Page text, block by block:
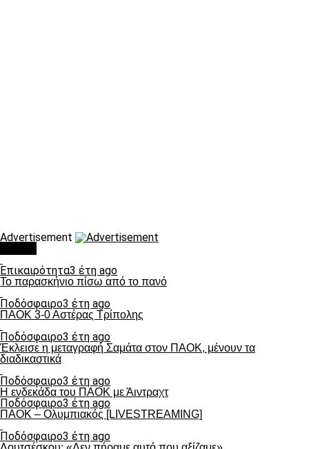
Advertisement
Επικαιρότητα3 έτη ago
Το παρασκήνιο πίσω από το πανό
Ποδόσφαιρο3 έτη ago
ΠΑΟΚ 3-0 Αστέρας Τρίπολης
Ποδόσφαιρο3 έτη ago
Έκλεισε η μεταγραφή Σαμάτα στον ΠΑΟΚ, μένουν τα
διαδικαστικά
Ποδόσφαιρο3 έτη ago
Η ενδεκάδα του ΠΑΟΚ με Άιντραχτ
Ποδόσφαιρο3 έτη ago
ΠΑΟΚ – Ολυμπιακός [LIVESTREAMING]
Ποδόσφαιρο3 έτη ago